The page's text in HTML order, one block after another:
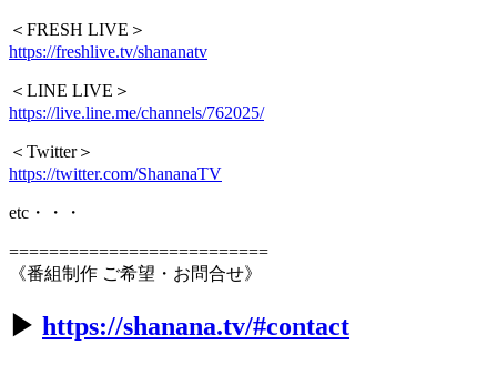
＜FRESH LIVE＞
https://freshlive.tv/shananatv
＜LINE LIVE＞
https://live.line.me/channels/762025/
＜Twitter＞
https://twitter.com/ShananaTV
etc・・・
==========================
《番組制作 ご希望・お問合せ》
▶︎ https://shanana.tv/#contact